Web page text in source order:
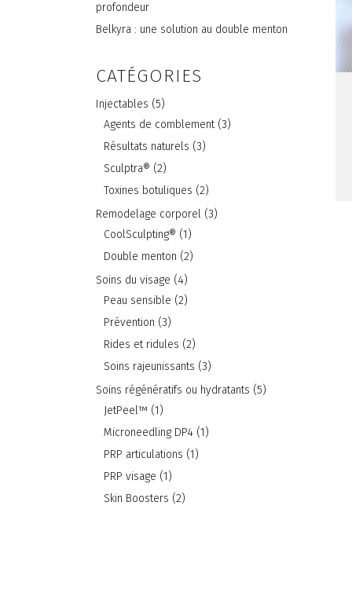
profondeur
Belkyra : une solution au double menton
CATÉGORIES
Injectables (5)
Agents de comblement(3)
Résultats naturels (3)
Sculptra® (2)
Toxines botuliques (2)
Remodelage corporel (3)
CoolSculpting® (1)
Double menton (2)
Soins du visage (4)
Peau sensible (2)
Prévention (3)
Rides et ridules (2)
Soins rajeunissants (3)
Soins régénératifs ou hydratants (5)
JetPeel™ (1)
Microneedling DP4 (1)
PRP articulations (1)
PRP visage (1)
Skin Boosters (2)